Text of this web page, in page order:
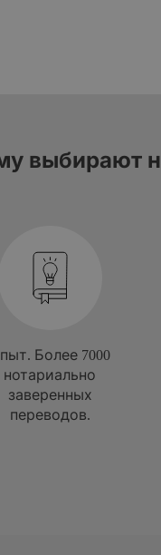
выбирают
Более 7000
заверенных
переводов.